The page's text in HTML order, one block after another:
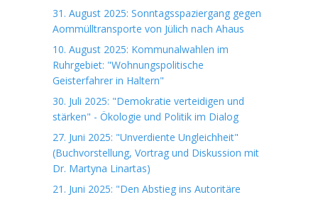
31. August 2025: Sonntagsspaziergang gegen
Aommülltransporte von Jülich nach Ahaus
10. August 2025: Kommunalwahlen im
Ruhrgebiet: "Wohnungspolitische
Geisterfahrer in Haltern"
30. Juli 2025: "Demokratie verteidigen und
stärken" - Ökologie und Politik im Dialog
27. Juni 2025: "Unverdiente Ungleichheit"
(Buchvorstellung, Vortrag und Diskussion mit
Dr. Martyna Linartas)
21. Juni 2025: "Den Abstieg ins Autoritäre